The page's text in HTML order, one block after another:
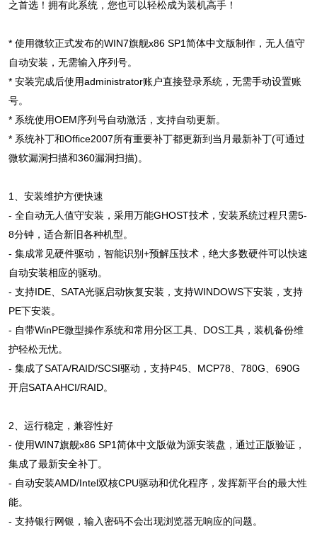
之首选！拥有此系统，您也可以轻松成为装机高手！
* 使用微软正式发布的WIN7旗舰x86 SP1简体中文版制作，无人值守
自动安装，无需输入序列号。
* 安装完成后使用administrator账户直接登录系统，无需手动设置账
号。
* 系统使用OEM序列号自动激活，支持自动更新。
* 系统补丁和Office2007所有重要补丁都更新到当月最新补丁(可通过
微软漏洞扫描和360漏洞扫描)。
1、安装维护方便快速
- 全自动无人值守安装，采用万能GHOST技术，安装系统过程只需5-
8分钟，适合新旧各种机型。
- 集成常见硬件驱动，智能识别+预解压技术，绝大多数硬件可以快速
自动安装相应的驱动。
- 支持IDE、SATA光驱启动恢复安装，支持WINDOWS下安装，支持
PE下安装。
- 自带WinPE微型操作系统和常用分区工具、DOS工具，装机备份维
护轻松无忧。
- 集成了SATA/RAID/SCSI驱动，支持P45、MCP78、780G、690G
开启SATA AHCI/RAID。
2、运行稳定，兼容性好
- 使用WIN7旗舰x86 SP1简体中文版做为源安装盘，通过正版验证，
集成了最新安全补丁。
- 自动安装AMD/Intel双核CPU驱动和优化程序，发挥新平台的最大性
能。
- 支持银行网银，输入密码不会出现浏览器无响应的问题。